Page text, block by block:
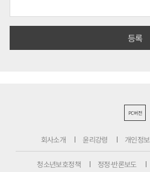
PC버전
회사소개 윤리강령 개인정
청소년보호정책 정정·반론보도